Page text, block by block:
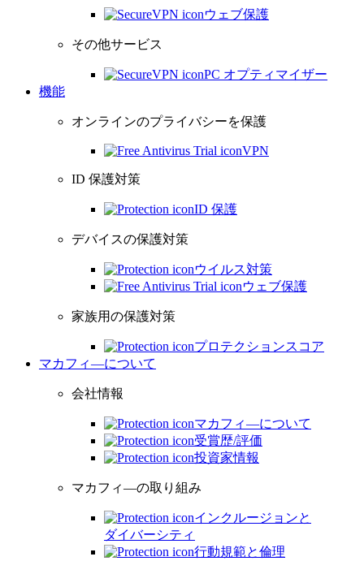
ウェブ保護
その他サービス
PC オプティマイザー
機能
オンラインのプライバシーを保護
VPN
ID 保護対策
ID 保護
デバイスの保護対策
ウイルス対策
ウェブ保護
家族用の保護対策
プロテクションスコア
マカフィ―について
会社情報
マカフィ―について
受賞歴/評価
投資家情報
マカフィ―の取り組み
インクルージョンと
ダイバーシティ
行動規範と倫理